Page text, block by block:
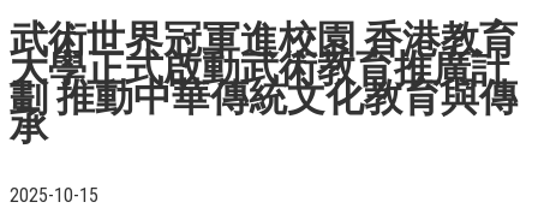
武術世界冠軍進校園 香港教育
大學正式啟動武術教育推廣計
劃 推動中華傳統文化教育與傳
承
2025-10-15